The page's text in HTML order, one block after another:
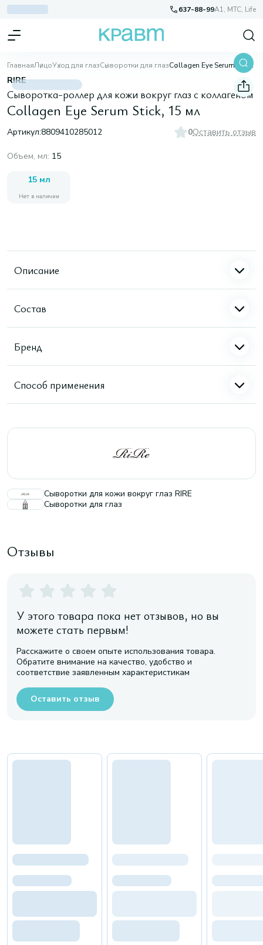
637-88-99A1, МТС, Life
ГлавнаяЛицоУход для глазСыворотки для глаз Collagen Eye Serum Stick, 15 мл
RIRE
Сыворотка-роллер для кожи вокруг глаз с коллагеном
Collagen Eye Serum Stick, 15 мл
Артикул:8809410285012 0Оставить отзыв
Объем, мл: 15
15 мл
Нет в наличии
Описание
Состав
Бренд
Способ применения
Сыворотки для кожи вокруг глаз RIRE
Сыворотки для глаз
Отзывы
У этого товара пока нет отзывов, но вы
можете стать первым!
Расскажите о своем опыте использования товара.
Обратите внимание на качество, удобство и
соответствие заявленным характеристикам
Оставить отзыв